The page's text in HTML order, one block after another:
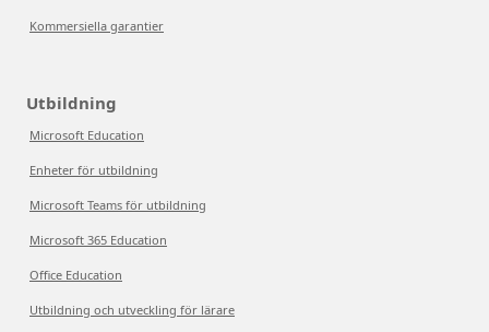
Kommersiella garantier
Utbildning
Microsoft Education
Enheter för utbildning
Microsoft Teams för utbildning
Microsoft 365 Education
Office Education
Utbildning och utveckling för lärare